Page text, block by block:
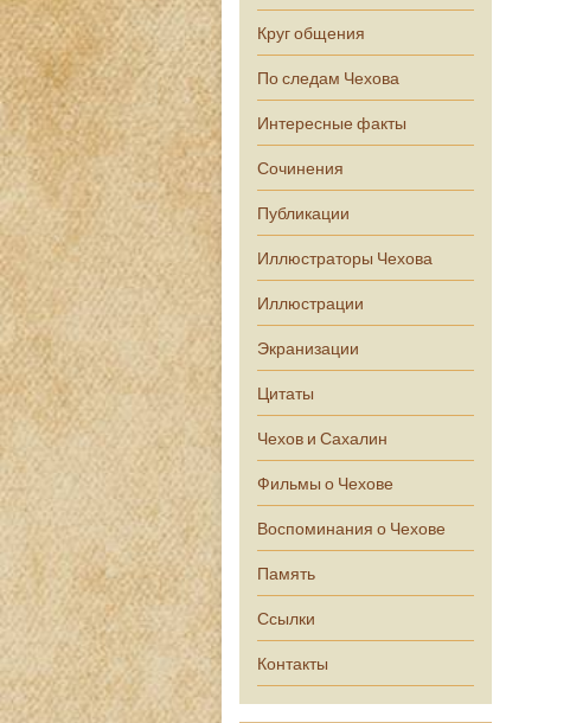
Круг общения
По следам Чехова
Интересные факты
Сочинения
Публикации
Иллюстраторы Чехова
Иллюстрации
Экранизации
Цитаты
Чехов и Сахалин
Фильмы о Чехове
Воспоминания о Чехове
Память
Ссылки
Контакты